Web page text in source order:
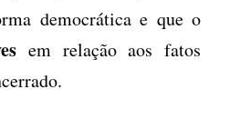
democrática e que o
em relação aos fatos